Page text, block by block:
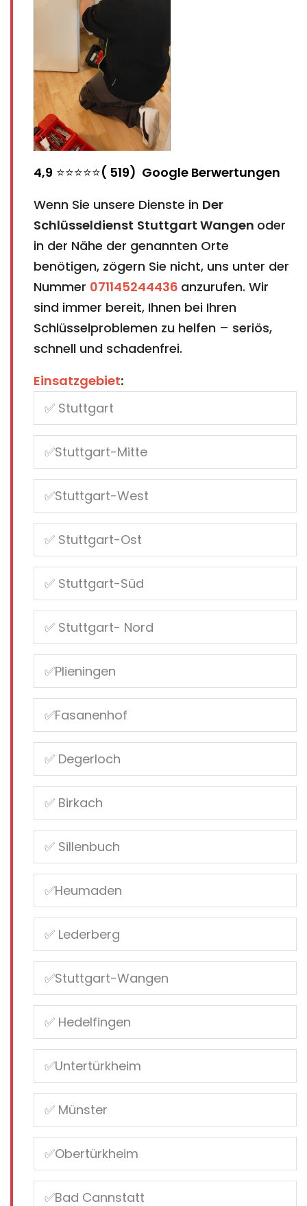
4,9 ⭐⭐⭐⭐⭐( 519) Google Berwertungen
Wenn Sie unsere Dienste in Der
Schlüsseldienst Stuttgart Wangen oder
in der Nähe der genannten Orte
benötigen, zögern Sie nicht, uns unter der
Nummer 071145244436 anzurufen. Wir
sind immer bereit, Ihnen bei Ihren
Schlüsselproblemen zu helfen – seriös,
schnell und schadenfrei.
Einsatzgebiet: